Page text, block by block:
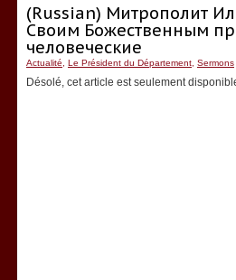
(Russian) Митрополит
Своим Божественным
человеческие
Actualité Le Président du Département Sermons
Désolé, cet article est seulement